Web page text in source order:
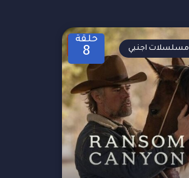
حلقة
8 مسلسلات اجنبي